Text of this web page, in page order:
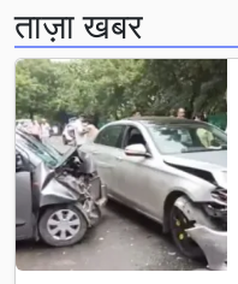
ताज़ा खबर